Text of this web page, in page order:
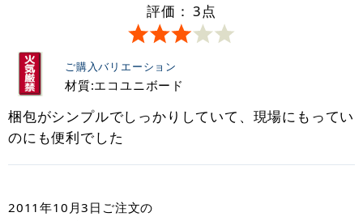
評価： 3点
ご購入バリエーション
材質:エコユニボード
梱包がシンプルでしっかりしていて、現場にもってい
のにも便利でした
2011年10月3日 ご注文の